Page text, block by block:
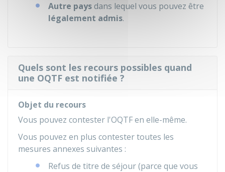
Autre paysdans lequel vous pouvez être
légalement admis.
Quels sont les recours possibles quand
une OQTF est notifiée ?
Objet du recours
Vous pouvez contester l'OQTF en elle-même.
Vous pouvez en plus contester toutes les
mesures annexes suivantes :
Refus de titre de séjour (parce que vous